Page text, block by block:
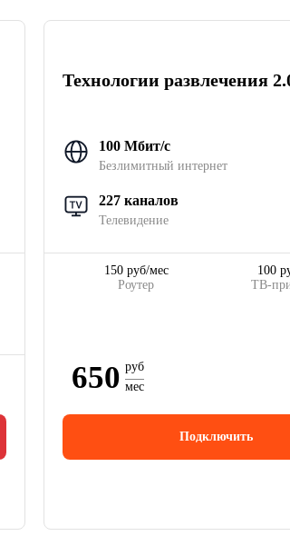
Технологии развлечения
100 Мбит/с
Безлимитный интернет
227 каналов
Телевидение
Роутер
150 руб/мес
ТВ-
100
650 руб
мес
Подключить